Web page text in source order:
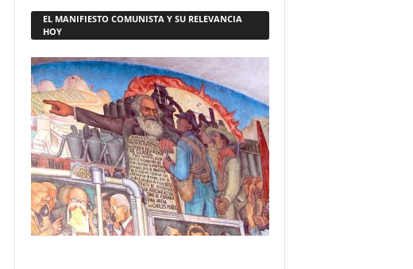
EL MANIFIESTO COMUNISTA Y SU RELEVANCIA
HOY